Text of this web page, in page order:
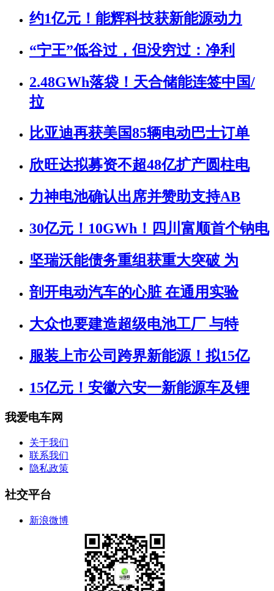
约1亿元！能辉科技获新能源动力
“宁王”低谷过，但没穷过：净利
2.48GWh落袋！天合储能连签中国/
拉
比亚迪再获美国85辆电动巴士订单
欣旺达拟募资不超48亿扩产圆柱电
力神电池确认出席并赞助支持AB
30亿元！10GWh！四川富顺首个钠电
坚瑞沃能债务重组获重大突破 为
剖开电动汽车的心脏 在通用实验
大众也要建造超级电池工厂 与特
服装上市公司跨界新能源！拟15亿
15亿元！安徽六安一新能源车及锂
我爱电车网
关于我们
联系我们
隐私政策
社交平台
新浪微博